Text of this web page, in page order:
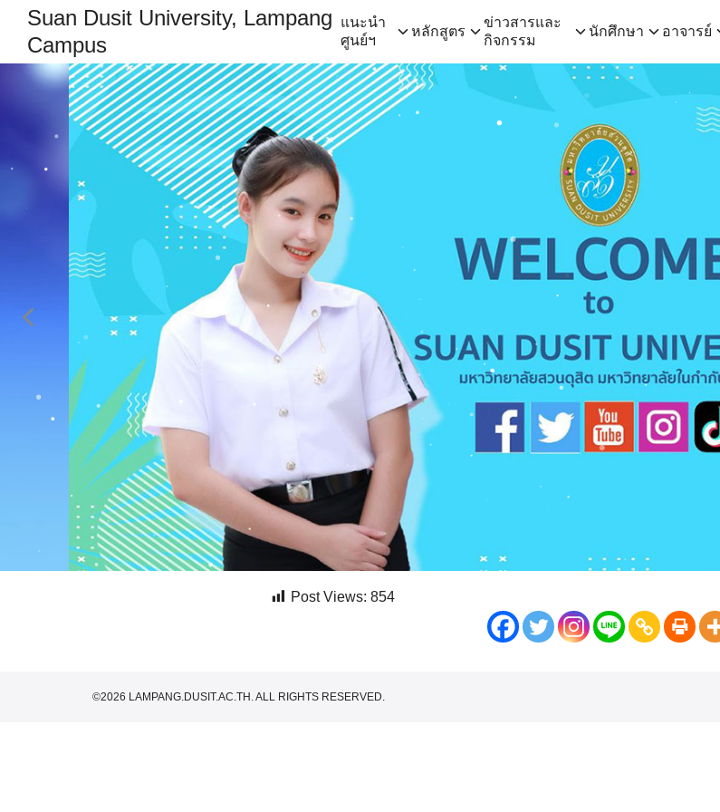
content
Suan Dusit University, Lampang
Campus
แนะนำ
ศูนย์ฯ
หลักสูตร
ข่าวสารและ
กิจกรรม
นักศึกษา อาจารย์
Search
for:
Post Views: 854
©2026 LAMPANG.DUSIT.AC.TH. ALL RIGHTS RESERVED.